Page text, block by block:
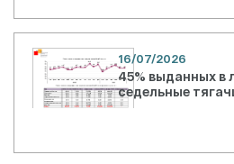
16/07/2026
45% выданных в
седельные